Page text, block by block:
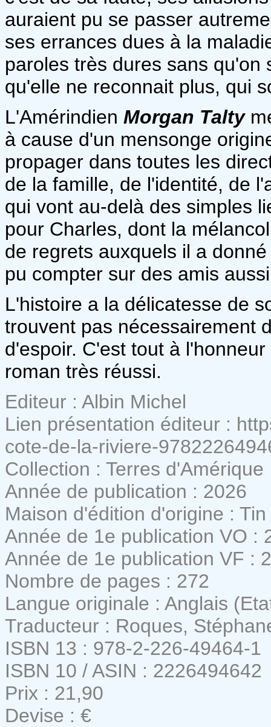
auraient pu se passer
ses errances dues à la
paroles très dures sans
qu'elle ne reconnait plus, qui
L'Amérindien Morgan Talty
à cause d'un mensonge
propager dans toutes les
de la famille, de l'identité, de
qui vont au-delà des simples
pour Charles, dont la
de regrets auxquels il a
pu compter sur des amis
L'histoire a la délicatesse de
trouvent pas nécessairement
d'espoir. C'est tout à
roman très réussi.
Editeur : Albin Michel
Lien présentation éditeur :
cote-de-la-riviere-
Collection : Terres d'Amérique
Année de publication : 2026
Maison d'édition d'origine :
Année de 1e publication VO :
Année de 1e publication VF :
Nombre de pages : 272
Langue originale : Anglais
Traducteur : Roques,
ISBN 13 : 978-2-226-49464-1
ISBN 10 / ASIN : 2226494642
Prix : 21,90
Devise : €